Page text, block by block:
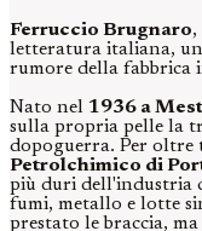
Ferruccio Brugnaro,
letteratura italiana,
rumore della fabbrica
Nato nel 1936 a
sulla propria pelle la
dopoguerra. Per oltre
Petrolchimico di
più duri dell'industria
fumi, metallo e lotte
prestato le braccia,